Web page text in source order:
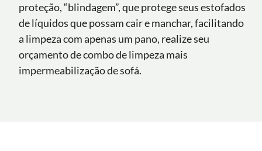
proteção, “blindagem”, que protege seus estofados
de líquidos que possam cair e manchar, facilitando
a limpeza com apenas um pano, realize seu
orçamento de combo de limpeza mais
impermeabilização de sofá.